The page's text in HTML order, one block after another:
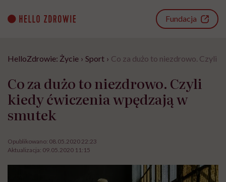
content
Fundacja
HelloZdrowie: Życie › Sport › Co za dużo to niezdrowo. Czyli
Co za dużo to niezdrowo. Czyli
kiedy ćwiczenia wpędzają w
smutek
Opublikowano: 08.05.2020 22:23
Aktualizacja: 09.05.2020 11:15